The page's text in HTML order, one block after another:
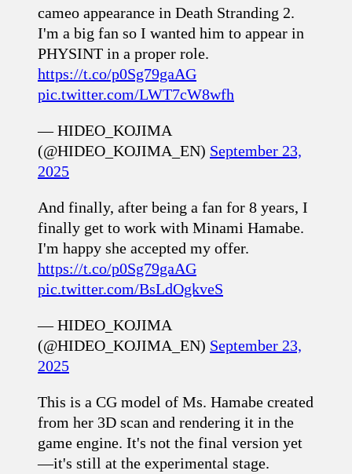
cameo appearance in Death Stranding 2.
I'm a big fan so I wanted him to appear in
PHYSINT in a proper role.
https://t.co/p0Sg79gaAG
pic.twitter.com/LWT7cW8wfh
— HIDEO_KOJIMA
(@HIDEO_KOJIMA_EN) September 23,
2025
And finally, after being a fan for 8 years, I
finally get to work with Minami Hamabe.
I'm happy she accepted my offer.
https://t.co/p0Sg79gaAG
pic.twitter.com/BsLdOgkveS
— HIDEO_KOJIMA
(@HIDEO_KOJIMA_EN) September 23,
2025
This is a CG model of Ms. Hamabe created
from her 3D scan and rendering it in the
game engine. It's not the final version yet
—it's still at the experimental stage.